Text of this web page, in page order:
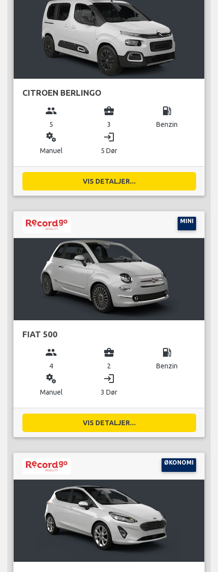
CITROEN BERLINGO
group
5
business_center
3
local_gas_station
Benzin
miscellaneous_services
Manuel
login
5 Dør
VIS DETALJER...
MINI
FIAT 500
group
4
business_center
2
local_gas_station
Benzin
miscellaneous_services
Manuel
login
3 Dør
VIS DETALJER...
ØKONOMI